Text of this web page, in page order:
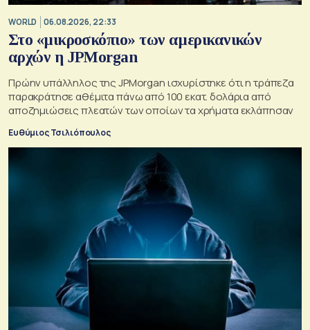
WORLD 06.08.2026, 22:33
Στο «μικροσκόπιο» των αμερικανικών
αρχών η JPMorgan
Πρώην υπάλληλος της JPMorgan ισχυρίστηκε ότι η τράπεζα
παρακράτησε αθέμιτα πάνω από 100 εκατ. δολάρια από
αποζημιώσεις πλεατών των οποίων τα χρήματα εκλάπησαν
Ευθύμιος Τσιλιόπουλος